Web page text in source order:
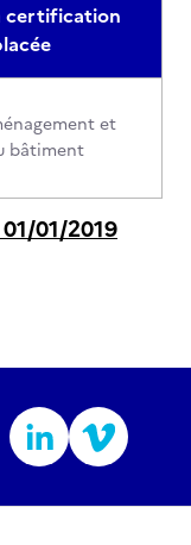
certification
et
bâtiment
01/2019